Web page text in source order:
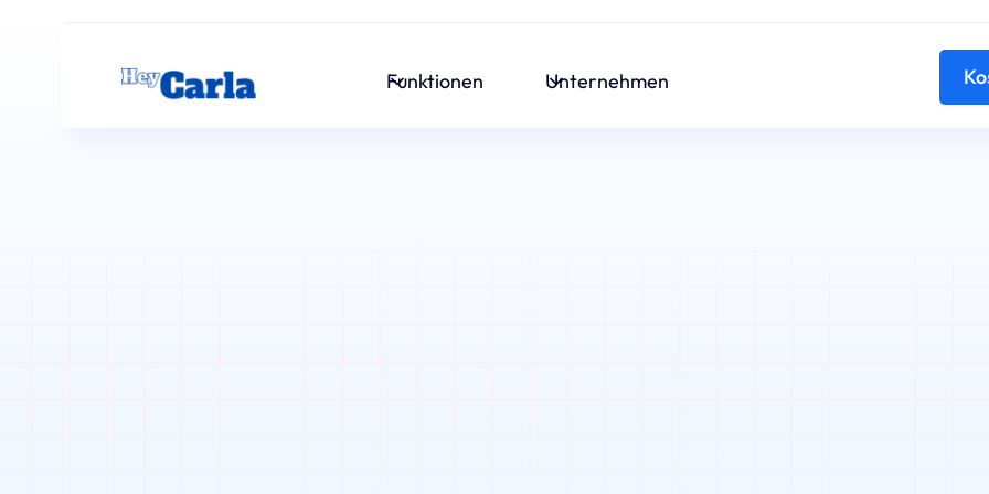
Funktionen Unternehmen